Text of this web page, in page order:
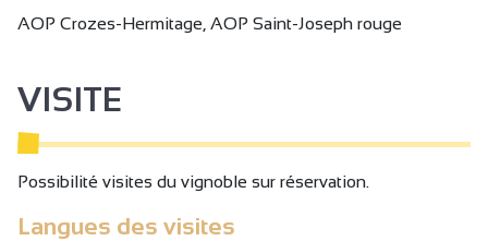
AOP Crozes-Hermitage, AOP Saint-Joseph rouge
VISITE
Possibilité visites du vignoble sur réservation.
Langues des visites